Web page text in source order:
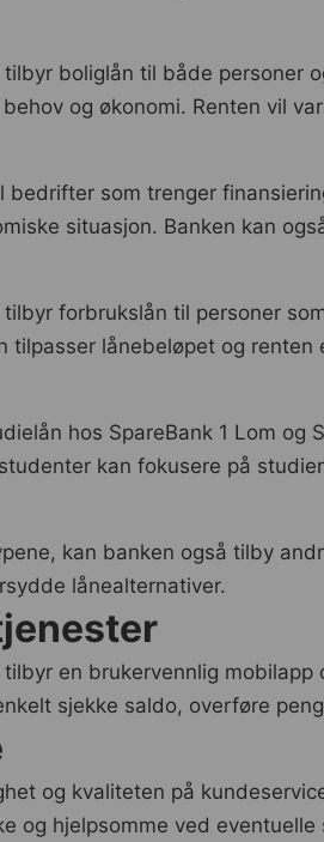
tilbyr boliglån til både
og økonomi. Renten vil
som trenger
situasjon. Banken kan
tilbyr forbrukslån til personer
tilpasser lånebeløpet og
hos SpareBank 1 Lom
kan fokusere på
kan banken også tilby
lånealternativer.
tilbyr en brukervennlig
sjekke saldo, overføre
og kvaliteten på
og hjelpsomme ved eventuelle